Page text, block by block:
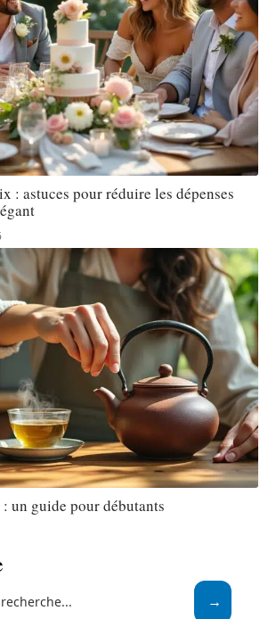
: astuces pour réduire les dépenses
un guide pour débutants